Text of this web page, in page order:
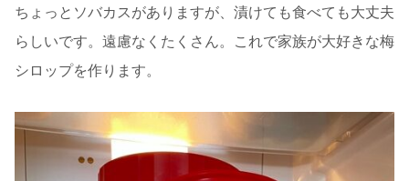
ちょっとソバカスがありますが、漬けても食べても大丈夫
らしいです。遠慮なくたくさん。これで家族が大好きな梅
シロップを作ります。